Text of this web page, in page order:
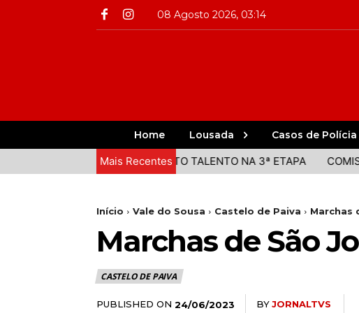
08 Agosto 2026, 03:14
Home Lousada Casos de Polícia
Mais Recentes
MUITO TALENTO NA 3ª ETAPA COMISSÃO DA ROMARIA DA
Início Vale do Sousa Castelo de Paiva Marchas
Marchas de São
CASTELO DE PAIVA
PUBLISHED ON 24/06/2023 BYJORNALTVS